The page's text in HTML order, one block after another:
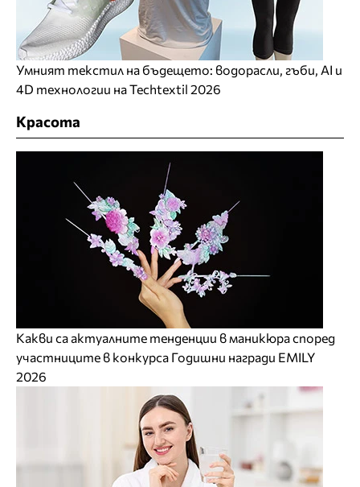
Умният текстил на бъдещето: водорасли, гъби, AI и
4D технологии на Techtextil 2026
Красота
Какви са актуалните тенденции в маникюра според
участниците в конкурса Годишни награди EMILY
2026